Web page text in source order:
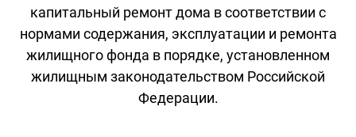
капитальный ремонт дома в соответствии с
нормами содержания, эксплуатации и ремонта
жилищного фонда в порядке, установленном
жилищным законодательством Российской
Федерации.